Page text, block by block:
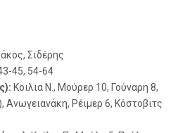
Σιδέρης
45, 54-64
Κοιλια Ν., Μούρερ 10, Γούναρη 8,
Ανωγειανάκη, Ρέιμερ 6, Κόστοβιτς